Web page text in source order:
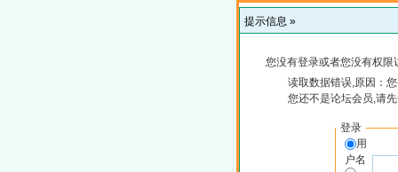
提示信息 »
您没有登录或者您没有权
读取数据错误,原因：
您还不是论坛会员,请
登录
用
户名